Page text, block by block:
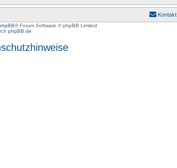
Kontakt
® Forum Software © phpBB Limited
phpBB.de